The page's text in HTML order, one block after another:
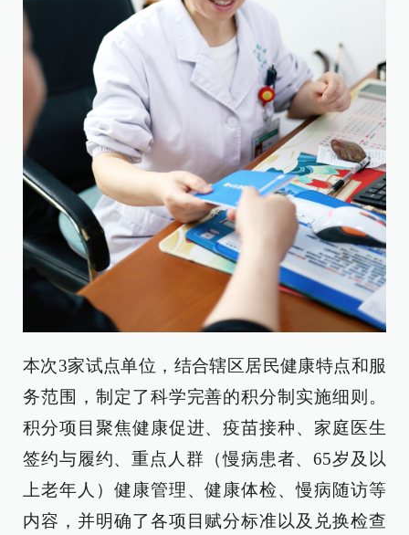
本次3家试点单位，结合辖区居民健康特点和服
务范围，制定了科学完善的积分制实施细则。
积分项目聚焦健康促进、疫苗接种、家庭医生
签约与履约、重点人群（慢病患者、65岁及以
上老年人）健康管理、健康体检、慢病随访等
内容，并明确了各项目赋分标准以及兑换检查